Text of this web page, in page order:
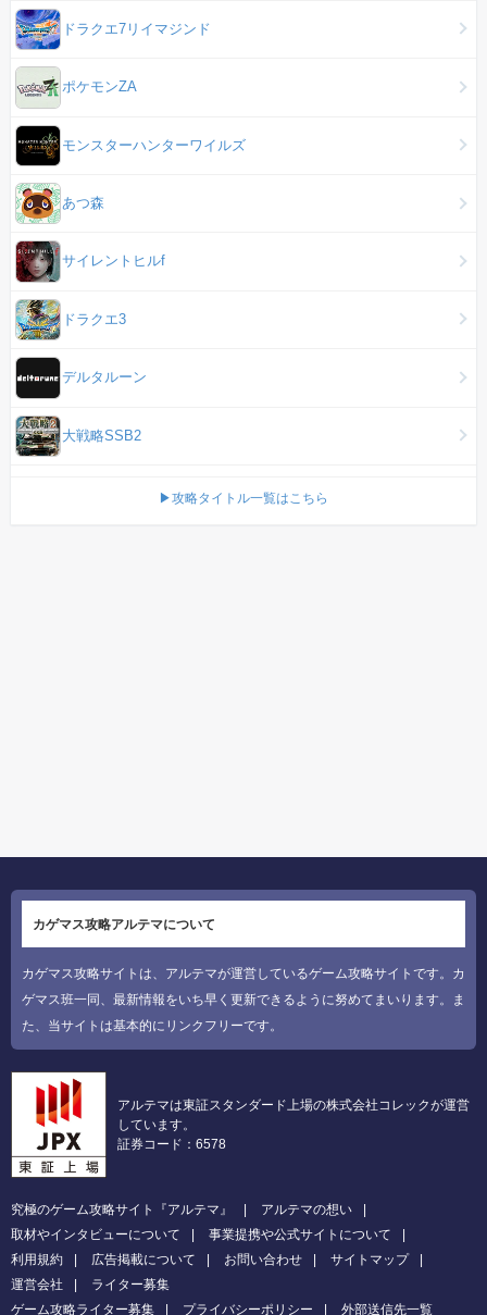
ドラクエ7リイマジンド
ポケモンZA
モンスターハンターワイルズ
あつ森
サイレントヒルf
ドラクエ3
デルタルーン
大戦略SSB2
▶攻略タイトル一覧はこちら
カゲマス攻略アルテマについて
カゲマス攻略サイトは、アルテマが運営しているゲーム攻略サイトです。カ
ゲマス班一同、最新情報をいち早く更新できるように努めてまいります。ま
た、当サイトは基本的にリンクフリーです。
アルテマは東証スタンダード上場の株式会社コレックが運営
しています。
証券コード：6578
究極のゲーム攻略サイト『アルテマ』
アルテマの想い
取材やインタビューについて
事業提携や公式サイトについて
利用規約
広告掲載について お問い合わせ
サイトマップ
運営会社
ライター募集
ゲーム攻略ライター募集
プライバシーポリシー 外部送信先一覧